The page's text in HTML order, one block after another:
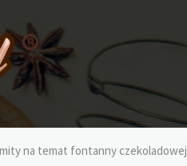
na temat fontanny czekoladowej